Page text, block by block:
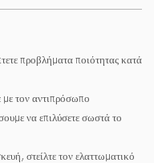
προβλήματα ποιότητας κατά
τον αντιπρόσωπο
να επιλύσετε σωστά το
στείλτε τον ελαττωματικό